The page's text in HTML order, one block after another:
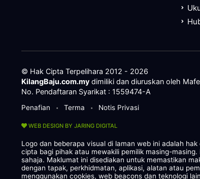
© Hak Cipta Terpelihara 2012 - 2026
KilangBaju.com.my dimiliki dan diuruskan oleh
No. Pendaftaran Syarikat : 1559474-A
Penafian • Terma • Notis Privasi
WEB DESIGN BY JARING DIGITAL
Logo dan beberapa visual di laman web ini adalah
cipta bagi pihak atau mewakili pemilik masing-
sahaja. Maklumat ini disediakan untuk memastikan
dengan tapak, perkhidmatan, aplikasi, alatan atau
menggunakan cookies, web beacons dan teknologi